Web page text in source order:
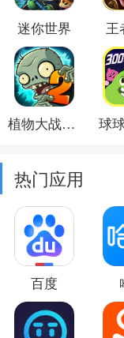
迷你世界 王
植物大战僵尸2 球
热门应用
百度